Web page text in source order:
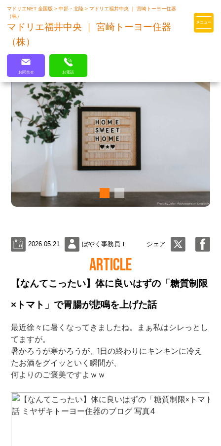
マドリエはLIXILの厳しい基準を
マドリエNET 全国版>中部・北陸>マドリエ福井中央 ｜ 宮崎トーヨー住器
（株）
マドリエ福井中央 ｜ 宮崎トーヨー住器
（株）
お問合せ お電話
2026.05.21 ぼやく事務員Ｔ シェア
ARTICLE
【なんてこったい】体に良いはずの「糖質制限
×トマト」で胃腸が悲鳴を上げた話